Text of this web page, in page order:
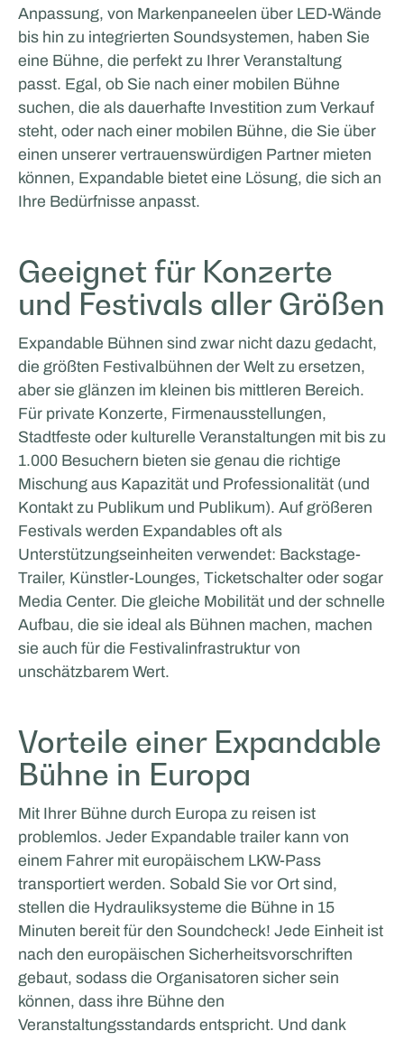
Facilities by ADF
Anpassung, von Markenpaneelen über LED-Wände
bis hin zu integrierten Soundsystemen, haben Sie
eine Bühne, die perfekt zu Ihrer Veranstaltung
passt. Egal, ob Sie nach einer mobilen Bühne
suchen, die als dauerhafte Investition zum Verkauf
steht, oder nach einer mobilen Bühne, die Sie über
einen unserer vertrauenswürdigen Partner mieten
können, Expandable bietet eine Lösung, die sich an
Ihre Bedürfnisse anpasst.
Geeignet für Konzerte
und Festivals aller Größen
Expandable Bühnen sind zwar nicht dazu gedacht,
die größten Festivalbühnen der Welt zu ersetzen,
aber sie glänzen im kleinen bis mittleren Bereich.
Für private Konzerte, Firmenausstellungen,
Stadtfeste oder kulturelle Veranstaltungen mit bis zu
1.000 Besuchern bieten sie genau die richtige
Mischung aus Kapazität und Professionalität (und
Kontakt zu Publikum und Publikum). Auf größeren
Festivals werden Expandables oft als
Unterstützungseinheiten verwendet: Backstage-
Trailer, Künstler-Lounges, Ticketschalter oder sogar
Media Center. Die gleiche Mobilität und der schnelle
Aufbau, die sie ideal als Bühnen machen, machen
sie auch für die Festivalinfrastruktur von
unschätzbarem Wert.
Vorteile einer Expandable
Bühne in Europa
Mit Ihrer Bühne durch Europa zu reisen ist
problemlos. Jeder Expandable trailer kann von
einem Fahrer mit europäischem LKW-Pass
transportiert werden. Sobald Sie vor Ort sind,
stellen die Hydrauliksysteme die Bühne in 15
Minuten bereit für den Soundcheck! Jede Einheit ist
nach den europäischen Sicherheitsvorschriften
gebaut, sodass die Organisatoren sicher sein
können, dass ihre Bühne den
Veranstaltungsstandards entspricht. Und dank